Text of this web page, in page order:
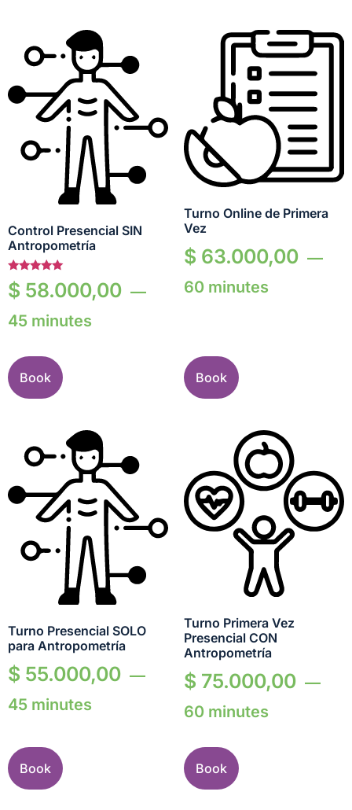
Control Presencial SIN
Antropometría
Valorado en
5.00
de 5
$ 58.000,00
45 minutes
Book
Turno Online de Primera
Vez
$ 63.000,00
60 minutes
Book
Turno Presencial SOLO
para Antropometría
$ 55.000,00
45 minutes
Book
Turno Primera Vez
Presencial CON
Antropometría
$ 75.000,00
60 minutes
Book